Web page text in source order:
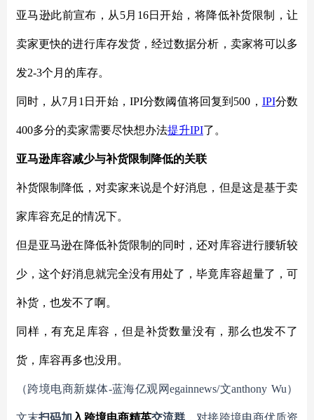
亚马逊此前宣布，从 5月16日开始，将降低补货限制，让
卖家更快的进行库存发货，经过数据分析，卖家将可以多
发2-3个月的库存。
同时，从7月1日开始，IPI分数阈值将回复到500， IPI分数
400多分的卖家需要尽快想办法提升IPI了。
亚马逊库容减少与补货限制降低的关联
补货限制降低，对卖家来说是个好消息，但是这是基于卖
家库容充足的情况下。
但是亚马逊在降低补货限制的同时，还对库容进行腰斩较
少，这个好消息就完全没有用处了，毕竟库容超量了，可
补货，也发不了啊。
同样，有充足库容，但是补货数量没有，那么也发不了
货，库容再多也没用。
（跨境电商新媒体-蓝海亿观网egainnews/文anthony Wu）
文末扫码加 入 跨境电商精英交流群 ，对接跨境电商优质资